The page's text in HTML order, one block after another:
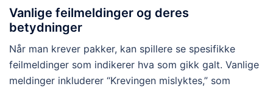
Vanlige feilmeldinger og deres
betydninger
Når man krever pakker, kan spillere se spesifikke
feilmeldinger som indikerer hva som gikk galt. Vanlige
meldinger inkluderer “Krevingen mislyktes,” som